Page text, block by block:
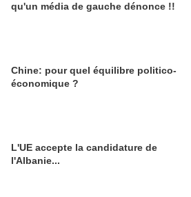
qu'un média de gauche dénonce !!
Chine: pour quel équilibre politico-
économique ?
L'UE accepte la candidature de
l'Albanie...